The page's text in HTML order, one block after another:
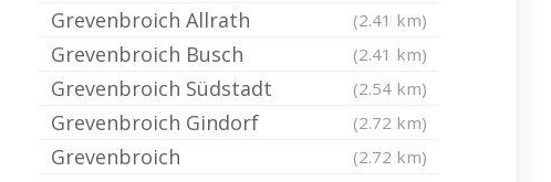
Grevenbroich Allrath (2.41 km)
Grevenbroich Busch (2.41 km)
Grevenbroich Südstadt (2.54 km)
Grevenbroich Gindorf (2.72 km)
Grevenbroich (2.72 km)